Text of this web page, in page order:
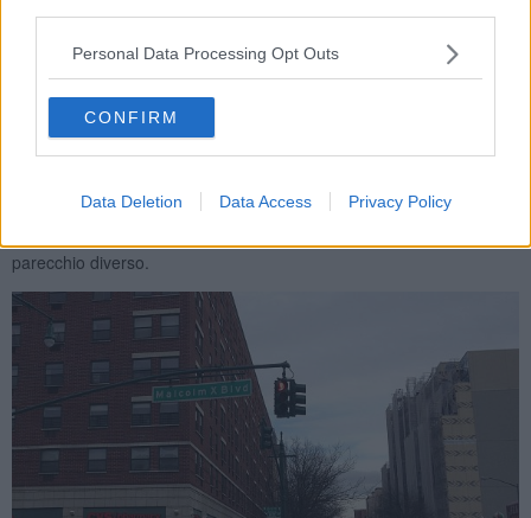
Personal Data Processing Opt Outs
CONFIRM
Data Deletion Data Access Privacy Policy
Su a nord, finito Central Park, invece trovi Harlem, che sembra un
altro emisfero ed invece è giusto ad un paio di fermate della metro
parecchio diverso.